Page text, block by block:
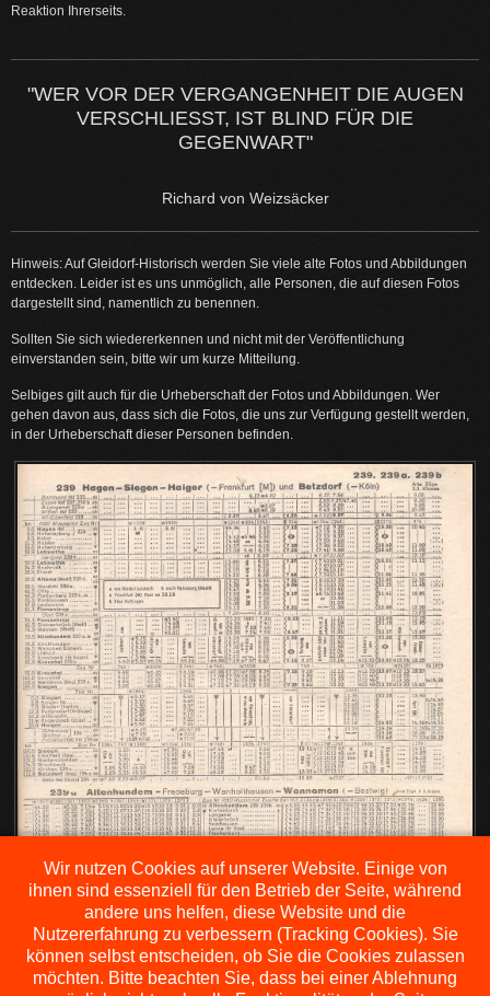
Reaktion Ihrerseits.
"WER VOR DER VERGANGENHEIT DIE AUGEN
VERSCHLIESST, IST BLIND FÜR DIE G
EGENWART"
Richard von Weizsäcker
Hinweis: Auf Gleidorf-Historisch werden Sie viele alte Fotos und Abbildungen
entdecken. Leider ist es uns unmöglich, alle Personen, die auf diesen Fotos
dargestellt sind, namentlich zu benennen.
Sollten Sie sich wiedererkennen und nicht mit der Veröffentlichung
einverstanden sein, bitte wir um kurze Mitteilung.
Selbiges gilt auch für die Urheberschaft der Fotos und Abbildungen. Wer
gehen davon aus, dass sich die Fotos, die uns zur Verfügung gestellt werden,
in der Urheberschaft dieser Personen befinden.
Wir nutzen Cookies auf unserer Website. Einige von
ihnen sind essenziell für den Betrieb der Seite, während
andere uns helfen, diese Website und die
Nutzererfahrung zu verbessern (Tracking Cookies). Sie
können selbst entscheiden, ob Sie die Cookies zulassen
möchten. Bitte beachten Sie, dass bei einer Ablehnung